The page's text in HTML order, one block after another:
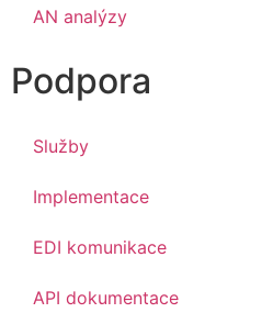
AN analýzy
Podpora
Služby
Implementace
EDI komunikace
API dokumentace